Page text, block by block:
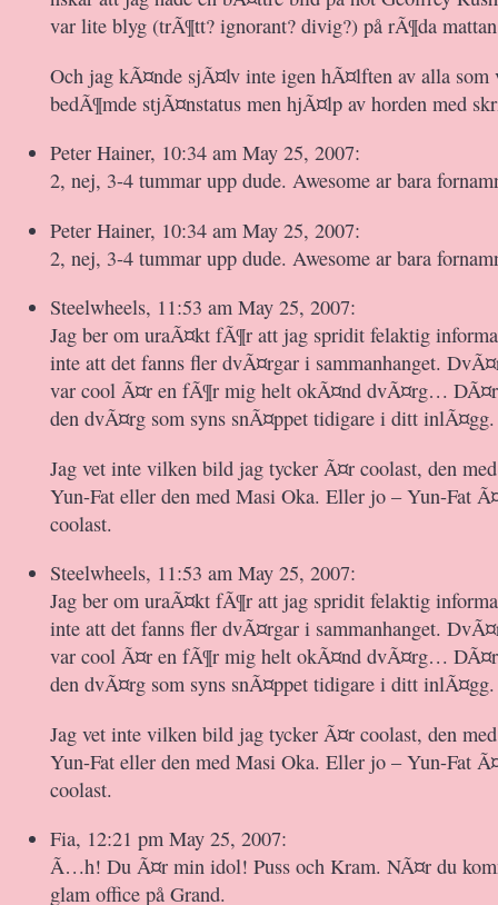
var lite blyg (trÃ¶tt? ignorant? divig?) på rÃ¶da
Och jag kÃ¤nde sjÃ¤lv inte igen hÃ¤lften av alla som
bedÃ¶mde stjÃ¤nstatus men hjÃ¤lp av horden med
Peter Hainer, 10:34 am May 25, 2007:
2, nej, 3-4 tummar upp dude. Awesome ar bara
Peter Hainer, 10:34 am May 25, 2007:
2, nej, 3-4 tummar upp dude. Awesome ar bara
Steelwheels, 11:53 am May 25, 2007:
Jag ber om uraÃ¤kt fÃ¶r att jag spridit felaktig
inte att det fanns fler dvÃ¤rgar i sammanhanget.
var cool Ã¤r en fÃ¶r mig helt okÃ¤nd dvÃ¤rg…
den dvÃ¤rg som syns snÃ¤ppet tidigare i ditt inlÃ¤gg.
Jag vet inte vilken bild jag tycker Ã¤r coolast, den
Yun-Fat eller den med Masi Oka. Eller jo – Yun-Fat
coolast.
Steelwheels, 11:53 am May 25, 2007:
Jag ber om uraÃ¤kt fÃ¶r att jag spridit felaktig
inte att det fanns fler dvÃ¤rgar i sammanhanget.
var cool Ã¤r en fÃ¶r mig helt okÃ¤nd dvÃ¤rg…
den dvÃ¤rg som syns snÃ¤ppet tidigare i ditt inlÃ¤gg.
Jag vet inte vilken bild jag tycker Ã¤r coolast, den
Yun-Fat eller den med Masi Oka. Eller jo – Yun-Fat
coolast.
Fia, 12:21 pm May 25, 2007:
Ã…h! Du Ã¤r min idol! Puss och Kram. NÃ¤r du
glam office på Grand.